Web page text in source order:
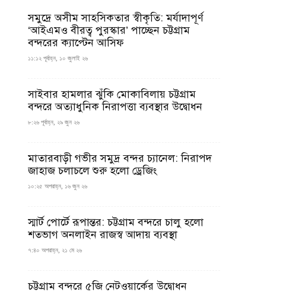
সমুদ্রে অসীম সাহসিকতার স্বীকৃতি: মর্যাদাপূর্ণ
‘আইএমও বীরত্ব পুরস্কার’ পাচ্ছেন চট্টগ্রাম
বন্দরের ক্যাপ্টেন আসিফ
১১:১২ পূর্বাহ্ন, ১০ জুলাই ২৬
সাইবার হামলার ঝুঁকি মোকাবিলায় চট্টগ্রাম
বন্দরে অত্যাধুনিক নিরাপত্তা ব্যবস্থার উদ্বোধন
৮:২৬ পূর্বাহ্ন, ২৯ জুন ২৬
মাতারবাড়ী গভীর সমুদ্র বন্দর চ্যানেল: নিরাপদ
জাহাজ চলাচলে শুরু হলো ড্রেজিং
১০:২৫ অপরাহ্ন, ১৬ জুন ২৬
স্মার্ট পোর্টে রূপান্তর: চট্টগ্রাম বন্দরে চালু হলো
শতভাগ অনলাইন রাজস্ব আদায় ব্যবস্থা
৭:৪০ অপরাহ্ন, ২১ মে ২৬
চট্টগ্রাম বন্দরে ৫জি নেটওয়ার্কের উদ্বোধন